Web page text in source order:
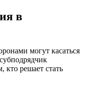
в
могут касаться
кто решает стать